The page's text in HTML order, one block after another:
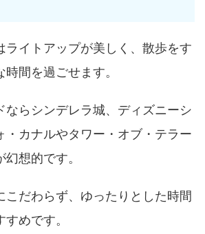
ライトアップが美しく、散歩をす
間を過ごせます。
ならシンデレラ城、ディズニーシ
・カナルやタワー・オブ・テラー
想的です。
こだわらず、ゆったりとした時間
めです。